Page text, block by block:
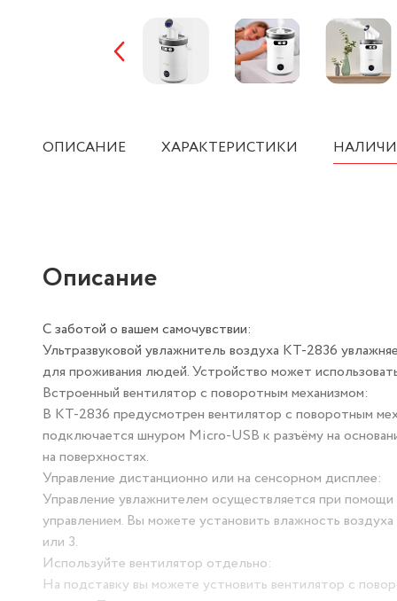
ОПИСАНИЕ ХАРАКТЕРИСТИКИ
Описание
С заботой о вашем самочувствии:
Ультразвуковой увлажнитель воздуха KT-2836
для проживания людей. Устройство может
Встроенный вентилятор с поворотным механизмом:
В КТ-2836 предусмотрен вентилятор с поворотным
подключается шнуром Micro-USB к разъёму на
на поверхностях.
Управление дистанционно или на сенсорном дисплее:
Управление увлажнителем осуществляется при
управлением. Вы можете установить влажность
или 3.
Используйте вентилятор отдельно:
На подставку вы можете устновить вентилятор с